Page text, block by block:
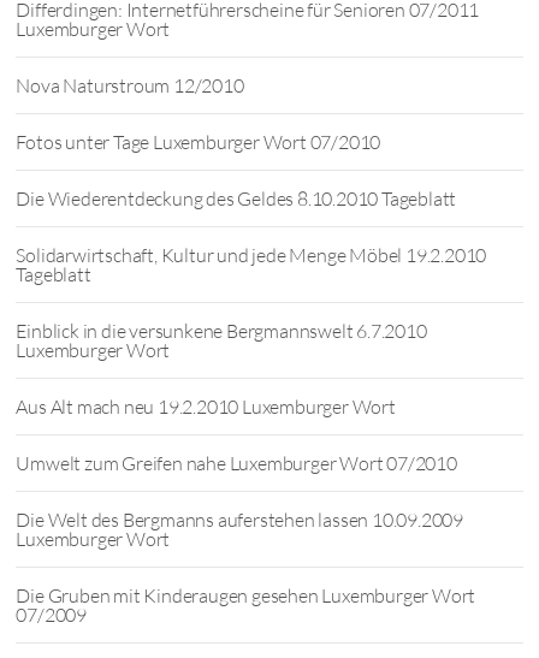
Differdingen: Internetführerscheine für Senioren 07/2011
Luxemburger Wort
Nova Naturstroum 12/2010
Fotos unter Tage Luxemburger Wort 07/2010
Die Wiederentdeckung des Geldes 8.10.2010 Tageblatt
Solidarwirtschaft, Kultur und jede Menge Möbel 19.2.2010
Tageblatt
Einblick in die versunkene Bergmannswelt 6.7.2010
Luxemburger Wort
Aus Alt mach neu 19.2.2010 Luxemburger Wort
Umwelt zum Greifen nahe Luxemburger Wort 07/2010
Die Welt des Bergmanns auferstehen lassen 10.09.2009
Luxemburger Wort
Die Gruben mit Kinderaugen gesehen Luxemburger Wort
07/2009